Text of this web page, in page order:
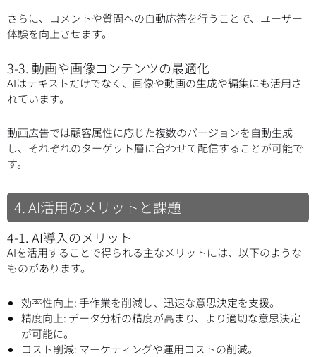
さらに、コメントや質問への自動応答を行うことで、ユーザー
体験を向上させます。
3-3. 動画や画像コンテンツの最適化
AIはテキストだけでなく、画像や動画の生成や編集にも活用さ
れています。
動画広告では顧客属性に応じた複数のバージョンを自動生成
し、それぞれのターゲット層に合わせて配信することが可能で
す。
4. AI活用のメリットと課題
4-1. AI導入のメリット
AIを活用することで得られる主なメリットには、以下のような
ものがあります。
効率性向上: 手作業を削減し、迅速な意思決定を支援。
精度向上: データ分析の精度が高まり、より適切な意思決定
が可能に。
コスト削減: マーケティングや運用コストの削減。